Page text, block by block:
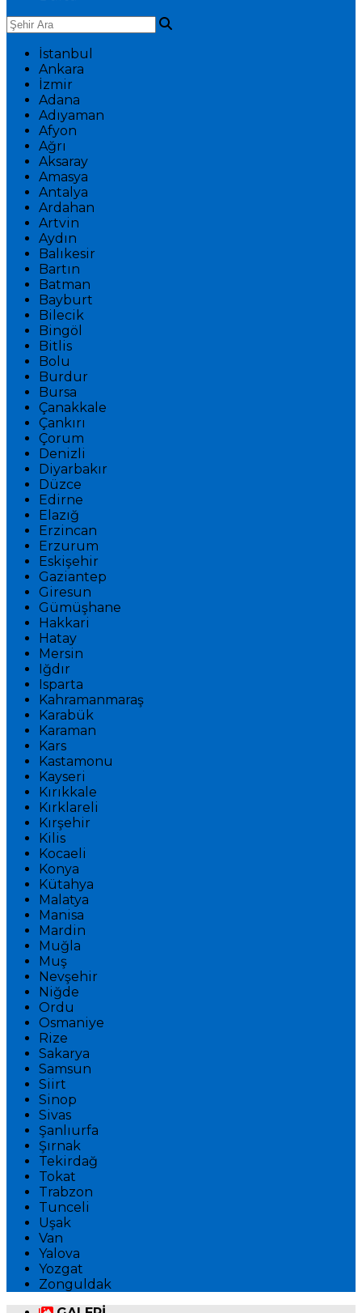
İstanbul
Ankara
İzmir
Adana
Adıyaman
Afyon
Ağrı
Aksaray
Amasya
Antalya
Ardahan
Artvin
Aydın
Balıkesir
Bartın
Batman
Bayburt
Bilecik
Bingöl
Bitlis
Bolu
Burdur
Bursa
Çanakkale
Çankırı
Çorum
Denizli
Diyarbakır
Düzce
Edirne
Elazığ
Erzincan
Erzurum
Eskişehir
Gaziantep
Giresun
Gümüşhane
Hakkari
Hatay
Mersin
Iğdır
Isparta
Kahramanmaraş
Karabük
Karaman
Kars
Kastamonu
Kayseri
Kırıkkale
Kırklareli
Kırşehir
Kilis
Kocaeli
Konya
Kütahya
Malatya
Manisa
Mardin
Muğla
Muş
Nevşehir
Niğde
Ordu
Osmaniye
Rize
Sakarya
Samsun
Siirt
Sinop
Sivas
Şanlıurfa
Şırnak
Tekirdağ
Tokat
Trabzon
Tunceli
Uşak
Van
Yalova
Yozgat
Zonguldak